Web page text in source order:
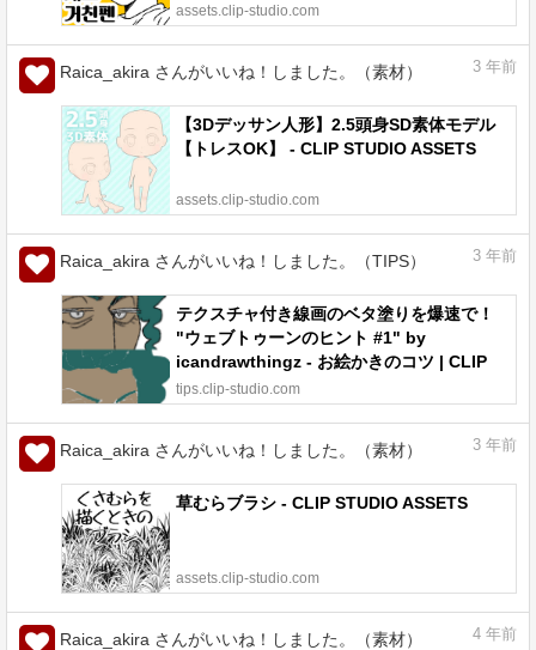
assets.clip-studio.com
Raica_akira さんがいいね！しました。（素材） 3 年前
【3Dデッサン人形】2.5頭身SD素体モデル
【トレスOK】 - CLIP STUDIO ASSETS
assets.clip-studio.com
Raica_akira さんがいいね！しました。（TIPS） 3 年前
テクスチャ付き線画のベタ塗りを爆速で！
"ウェブトゥーンのヒント #1" by
icandrawthingz - お絵かきのコツ | CLIP
STUDIO TIPS
tips.clip-studio.com
Raica_akira さんがいいね！しました。（素材） 3 年前
草むらブラシ - CLIP STUDIO ASSETS
assets.clip-studio.com
Raica_akira さんがいいね！しました。（素材） 4 年前